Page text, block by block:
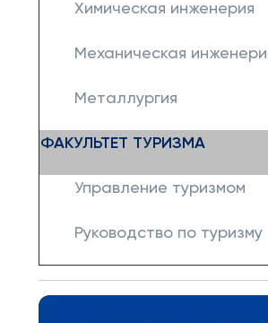
Химическая инженерия
Механическая
Металлургия
ФАКУЛЬТЕТ ТУРИЗМА
Управление туризмом
Руководство по туризму